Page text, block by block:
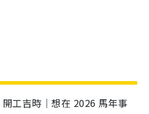
工吉時｜想在 2026 馬年事